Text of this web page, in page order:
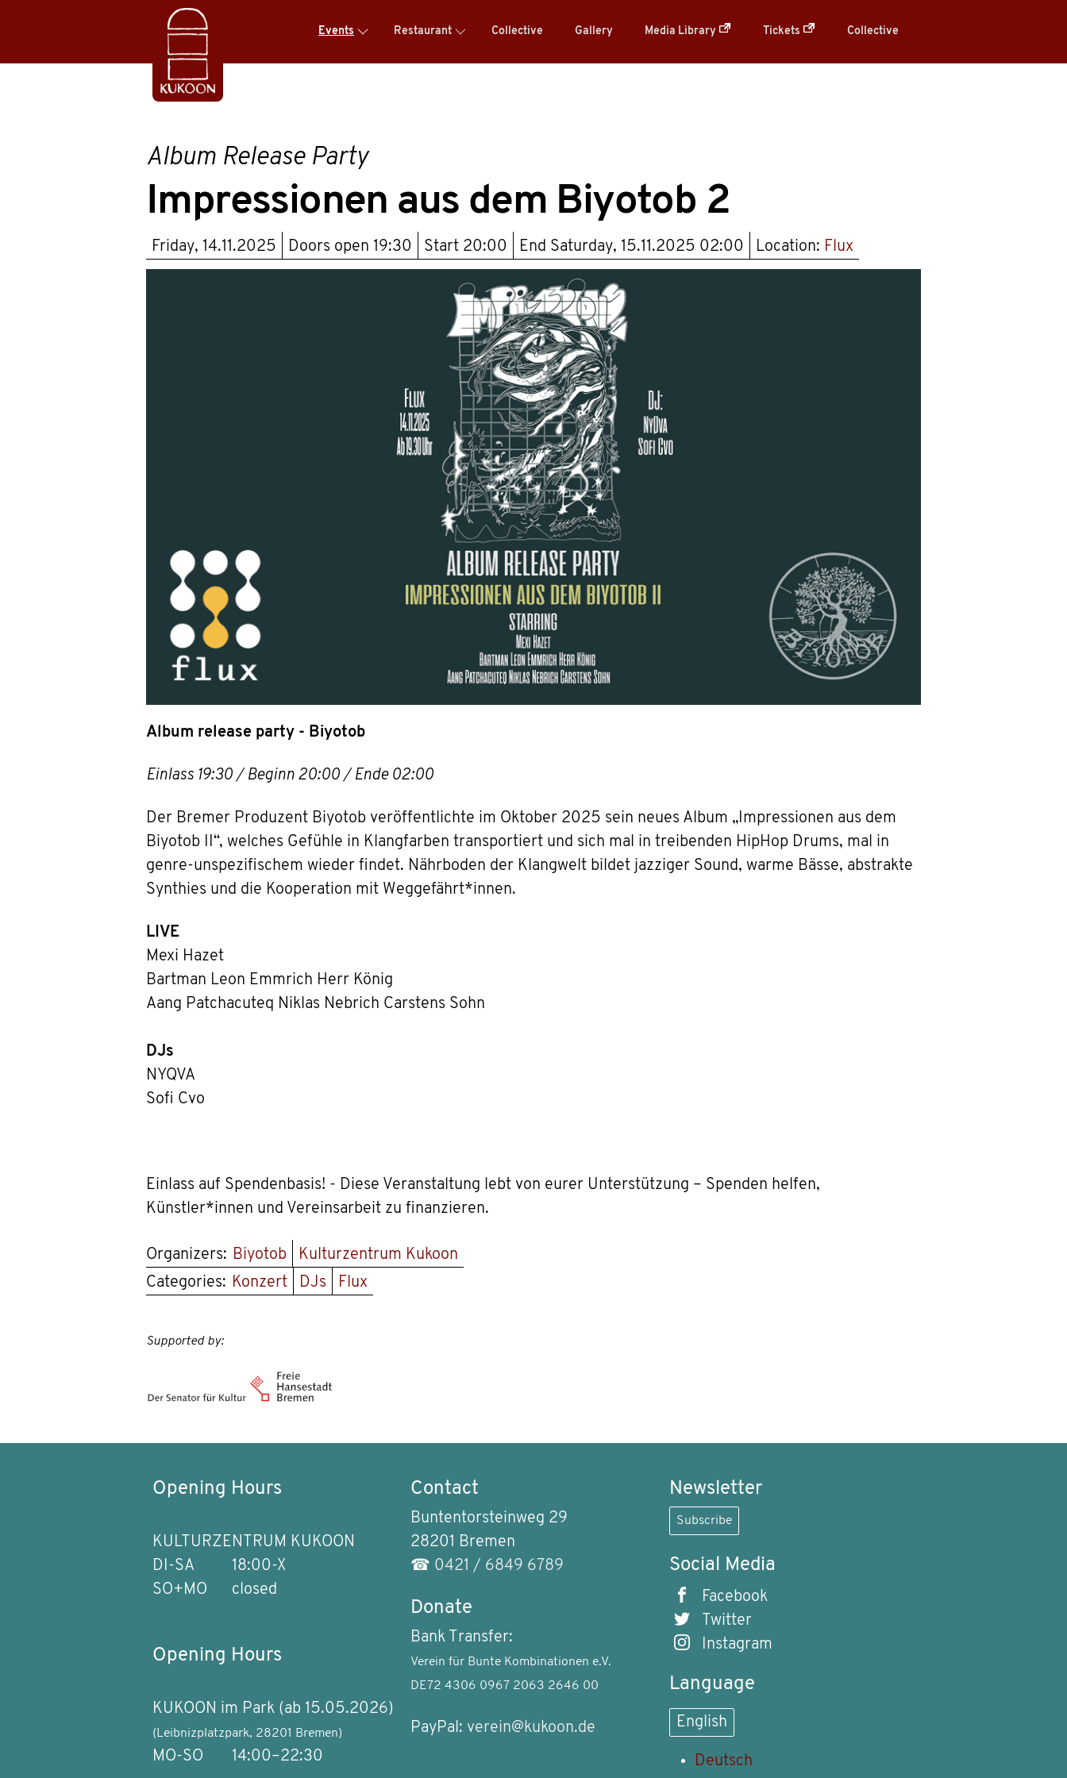
Events Restaurant Collective Gallery Media Library Tickets Collective
Album Release Party
Impressionen aus dem Biyotob 2
Friday, 14.11.2025 Doors open 19:30 Start 20:00 End Saturday, 15.11.2025 02:00 Location: Flux
Album release party - Biyotob
Einlass 19:30 / Beginn 20:00 / Ende 02:00
Der Bremer Produzent Biyotob veröffentlichte im Oktober 2025 sein neues Album „Impressionen aus dem
Biyotob II“, welches Gefühle in Klangfarben transportiert und sich mal in treibenden HipHop Drums, mal in
genre-unspezifischem wieder findet. Nährboden der Klangwelt bildet jazziger Sound, warme Bässe, abstrakte
Synthies und die Kooperation mit Weggefährt*innen.
LIVE
Mexi Hazet
Bartman Leon Emmrich Herr König
Aang Patchacuteq Niklas Nebrich Carstens Sohn
DJs
NYQVA
Sofi Cvo
Einlass auf Spendenbasis! - Diese Veranstaltung lebt von eurer Unterstützung – Spenden helfen,
Künstler*innen und Vereinsarbeit zu finanzieren.
Organizers: Biyotob
Kulturzentrum Kukoon
Categories: Konzert DJs Flux
Supported by:
Opening Hours
KULTURZENTRUM KUKOON
DI-SA
18:00-X
SO+MO
closed
Opening Hours
KUKOON im Park (ab 15.05.2026)
(Leibnizplatzpark, 28201 Bremen)
MO-SO 14:00–22:30
Contact
Buntentorsteinweg 29
28201 Bremen
☎ 0421 / 6849 6789
Donate
Bank Transfer:
Verein für Bunte Kombinationen e.V.
DE72 4306 0967 2063 2646 00
PayPal: verein@kukoon.de
Newsletter
Subscribe
Social Media
Facebook
Twitter
Instagram
Language
English
Deutsch